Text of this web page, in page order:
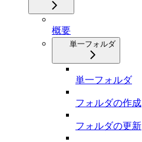
概要
単一フォルダ
単一フォルダ
フォルダの作成
フォルダの更新